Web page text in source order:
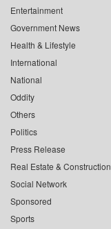
Entertainment
Government News
Health & Lifestyle
International
National
Oddity
Others
Politics
Press Release
Real Estate & Construction
Social Network
Sponsored
Sports